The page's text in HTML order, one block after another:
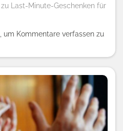
Last-Minute-Geschenken für
, um Kommentare verfassen zu